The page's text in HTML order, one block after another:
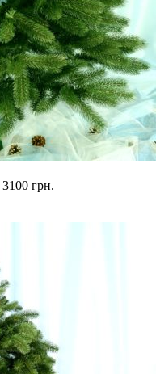
3100 грн.